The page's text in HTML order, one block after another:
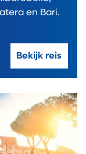
en Bari.
Bekijk reis